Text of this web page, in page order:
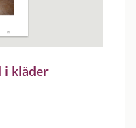
i kläder